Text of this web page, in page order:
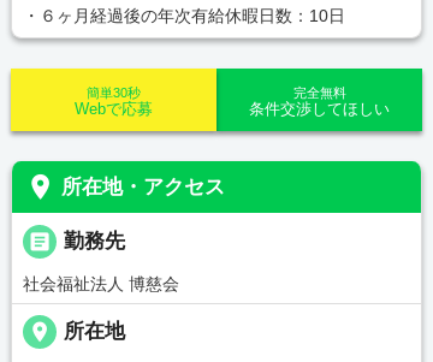
・６ヶ月経過後の年次有給休暇日数：10日
完全無料
条件交渉してほしい
簡単30秒
Webで応募
place 所在地・アクセス
_pin
勤務先
社会福祉法人 博慈会
place 所在地